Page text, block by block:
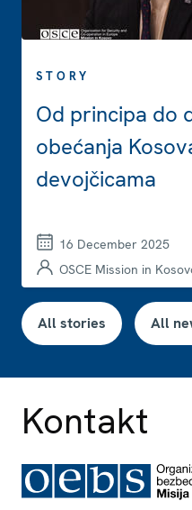
STORY
Od principa do
obećanja
devojčicama
16 December 2025
OSCE Mission in
All stories All
Kontakt